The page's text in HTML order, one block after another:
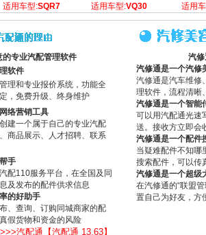
适用车型:SQR7
适用车型:VQ30
适用
专业汽配管理软件
软件
理和专业报价系统，功能全
，免费升级、终身维护
络营销工具
建一个属于自己的专业汽配
商品展示、人才招聘、联系
手
配110服务平台，在全国及同
及发布的配件供求信息
的好助手
、查询、订购同城商家的配
假货物和资金的风险
>>>汽配通【汽配通 13.63】
汽
汽修通是一个汽修
汽修通是汽车维修
理软件，流程清晰
汽修通是一个智能
可以用汽配通光速
送。接收方立即会
汽修通是一个配件
当疑难配件不知哪
搜索配件，可以传
汽修通是一个超级
在汽修通的“联盟
置自己为好友，方